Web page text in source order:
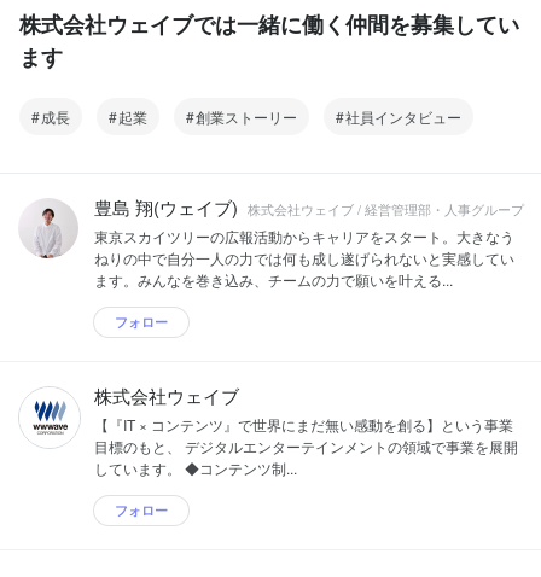
株式会社ウェイブでは一緒に働く仲間を募集してい
ます
成長 起業 創業ストーリー 社員インタビュー
豊島 翔(ウェイブ) 株式会社ウェイブ / 経営管理部・人事グループ
東京スカイツリーの広報活動からキャリアをスタート。大きなう
ねりの中で自分一人の力では何も成し遂げられないと実感してい
ます。みんなを巻き込み、チームの力で願いを叶える...
フォロー
株式会社ウェイブ
【『IT × コンテンツ』で世界にまだ無い感動を創る】という事業
目標のもと、 デジタルエンターテインメントの領域で事業を展開
しています。 ◆コンテンツ制...
フォロー